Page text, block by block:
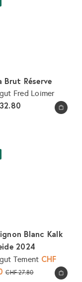
In den Warenkorb legen
Brut Réserve
Fred Loimer
In den Warenkorb legen
Blanc Kalk
2024
Tement S
CHF
N
CHF 27.80